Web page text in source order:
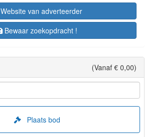
Website van adverteerder
Bewaar zoekopdracht !
(Vanaf € 0,00)
Plaats bod